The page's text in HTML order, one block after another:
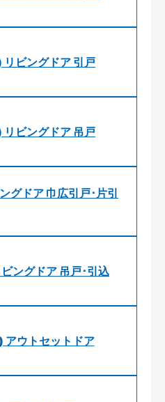
ビングドア 引戸
ビングドア 吊戸
グドア 巾広引戸･片引
ングドア 吊戸･引込
ウトセットドア